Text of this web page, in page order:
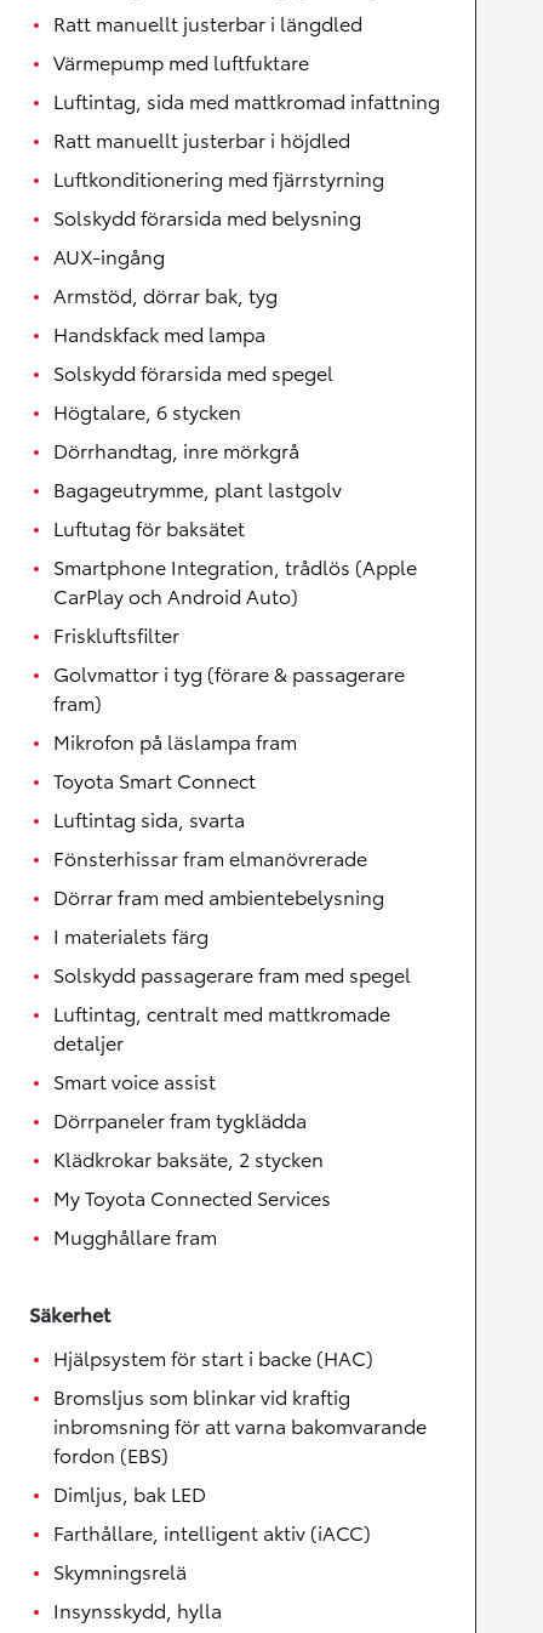
Ratt manuellt justerbar i längdled
Värmepump med luftfuktare
Luftintag, sida med mattkromad infattning
Ratt manuellt justerbar i höjdled
Luftkonditionering med fjärrstyrning
Solskydd förarsida med belysning
AUX-ingång
Armstöd, dörrar bak, tyg
Handskfack med lampa
Solskydd förarsida med spegel
Högtalare, 6 stycken
Dörrhandtag, inre mörkgrå
Bagageutrymme, plant lastgolv
Luftutag för baksätet
Smartphone Integration, trådlös (Apple
CarPlay och Android Auto)
Friskluftsfilter
Golvmattor i tyg (förare & passagerare
fram)
Mikrofon på läslampa fram
Toyota Smart Connect
Luftintag sida, svarta
Fönsterhissar fram elmanövrerade
Dörrar fram med ambientebelysning
I materialets färg
Solskydd passagerare fram med spegel
Luftintag, centralt med mattkromade
detaljer
Smart voice assist
Dörrpaneler fram tygklädda
Klädkrokar baksäte, 2 stycken
My Toyota Connected Services
Mugghållare fram
Säkerhet
Hjälpsystem för start i backe (HAC)
Bromsljus som blinkar vid kraftig
inbromsning för att varna bakomvarande
fordon (EBS)
Dimljus, bak LED
Farthållare, intelligent aktiv (iACC)
Skymningsrelä
Insynsskydd, hylla